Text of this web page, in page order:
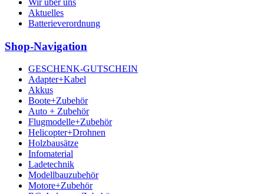
Wir über uns
Aktuelles
Batterieverordnung
Shop-Navigation
GESCHENK-GUTSCHEIN
Adapter+Kabel
Akkus
Boote+Zubehör
Auto + Zubehör
Flugmodelle+Zubehör
Helicopter+Drohnen
Holzbausätze
Infomaterial
Ladetechnik
Modellbauzubehör
Motore+Zubehör